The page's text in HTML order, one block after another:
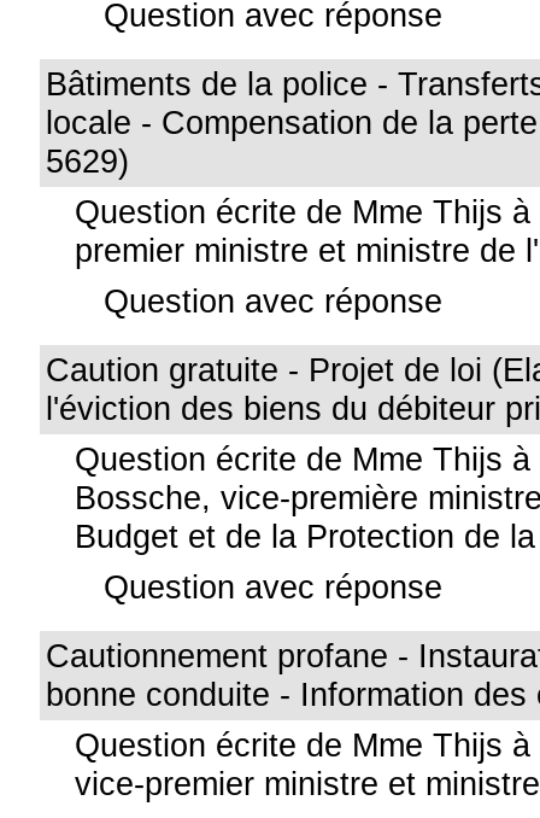
Question avec réponse
Bâtiments de la police -
locale - Compensation de la
5629)
Question écrite de Mme Thijs
premier ministre et ministre de
Question avec réponse
Caution gratuite - Projet de loi
l'éviction des biens du débiteur
Question écrite de Mme Thijs à
Bossche, vice-première
Budget et de la Protection de
Question avec réponse
Cautionnement profane -
bonne conduite - Information
Question écrite de Mme Thijs
vice-premier ministre et